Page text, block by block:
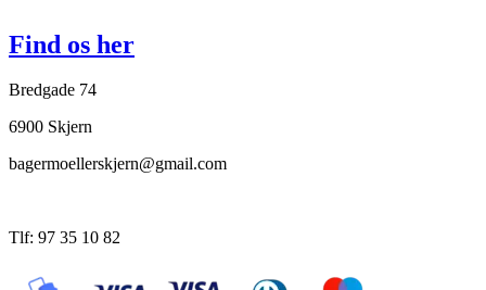
Find os her
Bredgade 74
6900 Skjern
bagermoellerskjern@gmail.com
Tlf: 97 35 10 82